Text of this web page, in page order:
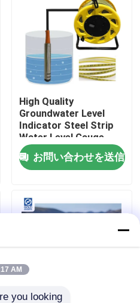
High Quality
Groundwater Level
Indicator Steel Strip
Water Level Gauge
Well Depth Gauge
お問い合わせを送信
AM
you looking